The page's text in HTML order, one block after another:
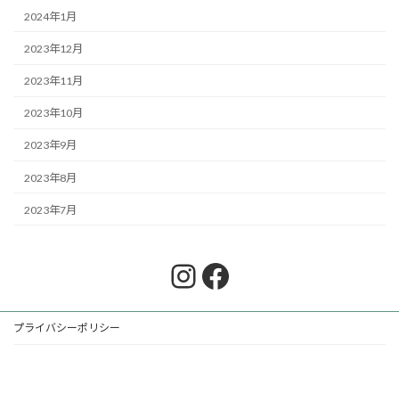
2024年1月
2023年12月
2023年11月
2023年10月
2023年9月
2023年8月
2023年7月
Instagram
Facebook
プライバシーポリシー